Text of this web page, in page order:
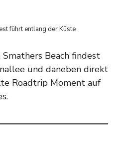
führt entlang der Küste
Beach findest
und daneben direkt
Roadtrip Moment auf